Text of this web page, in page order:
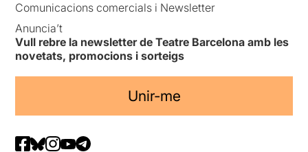
Comunicacions comercials i Newsletter
Anuncia’t
Vull rebre la newsletter de Teatre Barcelona amb les
novetats, promocions i sorteigs
Unir-me